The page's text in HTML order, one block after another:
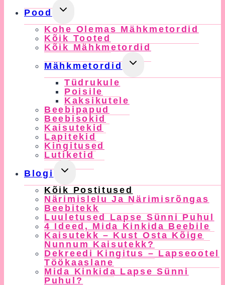
Pood
Toggle
Child
Menu
Kohe Olemas Mähkmetordid
Kõik Tooted
Kõik Mähkmetordid
Mähkmetordid
Toggle
Child
Tüdrukule
Poisile
Kaksikutele
Beebipapud
Beebisokid
Kaisutekid
Lapitekid
Kingitused
Lutiketid
Blogi
Toggle
Child
Menu
Kõik Postitused
Närimislelu Ja Närimisrõngas
Beebitekk
Luuletused Lapse Sünni Puhul
4 Ideed, Mida Kinkida Beebile
Kaisutekk – Kust Osta Kõige
Nunnum Kaisutekk?
Dekreedi Kingitus – Lapseootel
Töökaaslane
Mida Kinkida Lapse Sünni
Puhul?